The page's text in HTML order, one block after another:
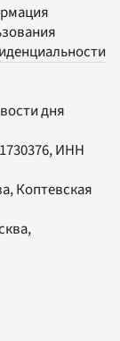
дня
ИНН
Коптевская
,